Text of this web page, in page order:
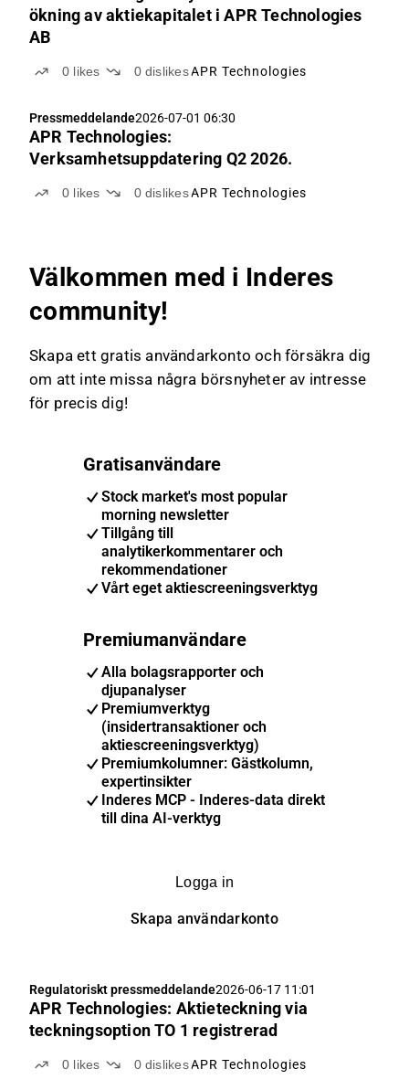
ökning av aktiekapitalet i APR Technologies
AB
0 likes 0 dislikesAPR Technologies
Pressmeddelande2026-07-01 06:30
APR Technologies:
Verksamhetsuppdatering Q2 2026.
0 likes 0 dislikesAPR Technologies
Välkommen med i Inderes
community!
Skapa ett gratis användarkonto och försäkra dig
om att inte missa några börsnyheter av intresse
för precis dig!
Gratisanvändare
Stock market's most popular
morning newsletter
Tillgång till
analytikerkommentarer och
rekommendationer
Vårt eget aktiescreeningsverktyg
Premiumanvändare
Alla bolagsrapporter och
djupanalyser
Premiumverktyg
(insidertransaktioner och
aktiescreeningsverktyg)
Premiumkolumner: Gästkolumn,
expertinsikter
Inderes MCP - Inderes-data direkt
till dina AI-verktyg
Logga in
Skapa användarkonto
Regulatoriskt pressmeddelande2026-06-17 11:01
APR Technologies: Aktieteckning via
teckningsoption TO 1 registrerad
0 likes 0 dislikesAPR Technologies